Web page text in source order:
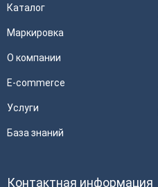
Каталог
Маркировка
О компании
E-commerce
Услуги
База знаний
Контактная информация